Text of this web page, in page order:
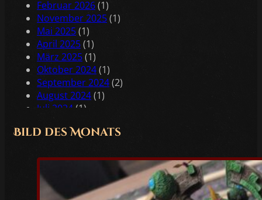
Februar 2026(1)
November 2025(1)
Mai 2025(1)
April 2025(1)
März 2025(1)
Oktober 2024(1)
September 2024(2)
August 2024(1)
Juli 2024 (1)
Mai 2024(2)
Februar 2024(1)
Januar 2024
Dezember 2023(1)
Bild des Monats